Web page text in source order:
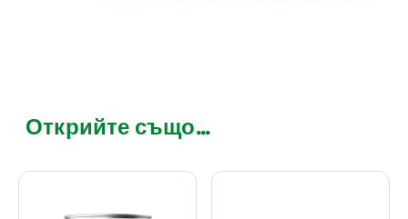
Открийте също...